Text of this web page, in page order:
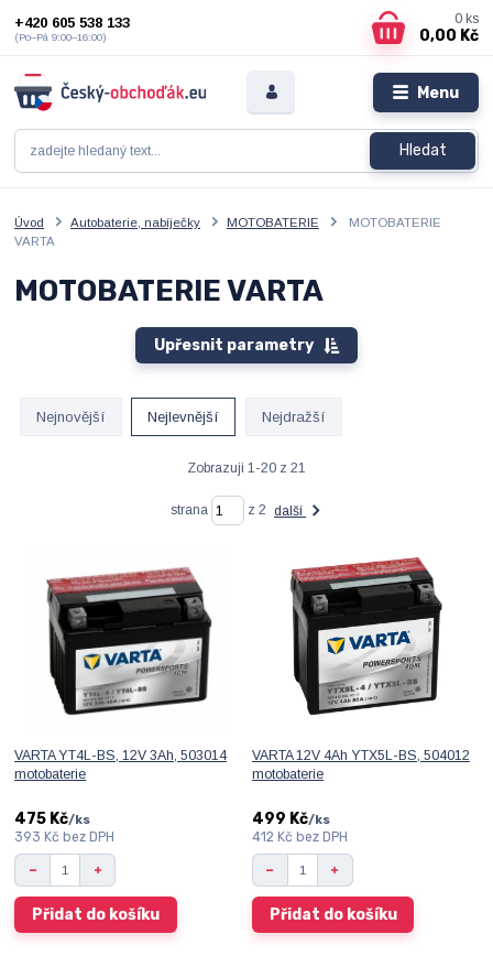
Menu
Hledat
+420 605 538 133
(Po–Pá 9:00–16:00)
0 ks
0,00 Kč
Úvod Autobaterie, nabíječky MOTOBATERIE
MOTOBATERIE
VARTA
MOTOBATERIE VARTA
Upřesnit parametry
Nejnovější Nejlevnější Nejdražší
Zobrazuji 1-20 z 21
strana z 2 další
VARTA YT4L-BS, 12V 3Ah, 503014
motobaterie
475 Kč/ks
393 Kč bez DPH
Přidat do košíku
VARTA 12V 4Ah YTX5L-BS, 504012
motobaterie
499 Kč/ks
412 Kč bez DPH
Přidat do košíku